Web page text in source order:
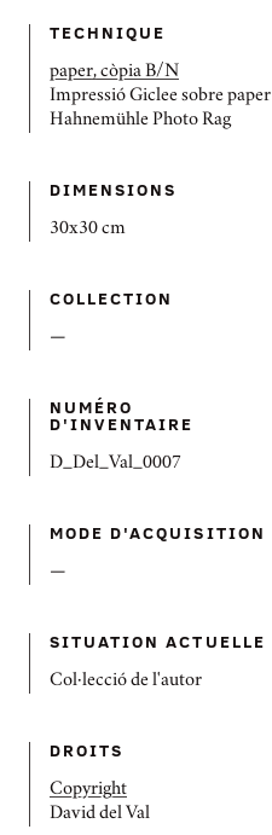
TECHNIQUE
paper, còpia B/N
Impressió Giclee sobre paper
Hahnemühle Photo Rag
DIMENSIONS
30x30 cm
COLLECTION
—
NUMÉRO
D'INVENTAIRE
D_Del_Val_0007
MODE D'ACQUISITION
—
SITUATION ACTUELLE
Col·lecció de l'autor
DROITS
Copyright
David del Val